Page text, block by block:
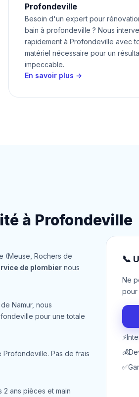
Profondeville
Besoin d'un expert pour
bain à profondeville ? Nous
rapidement à Profondeville avec
matériel nécessaire pour un
impeccable.
En savoir plus →
à Profondeville
(Meuse, Rochers de
de plombier nous
Namur, nous
pour une totale
Profondeville. Pas de frais
ans pièces et main
📞
Ne
pour
⚡
💰
✅